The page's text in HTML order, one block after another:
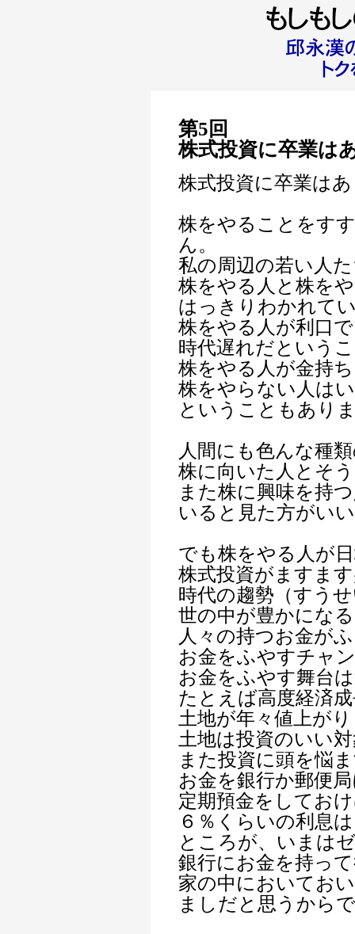
第5回
株式投資に卒業は
株式投資に卒業は
株をやることをす
ん。
私の周辺の若い人
株をやる人と株を
はっきりわかれて
株をやる人が利口
時代遅れだという
株をやる人が金持
株をやらない人は
ということもあり
人間にも色んな種
株に向いた人とそ
また株に興味を持
いると見た方がい
でも株をやる人が
株式投資がますま
時代の趨勢（すう
世の中が豊かにな
人々の持つお金が
お金をふやすチャ
お金をふやす舞台
たとえば高度経済
土地が年々値上が
土地は投資のいい
また投資に頭を悩
お金を銀行か郵便
定期預金をしてお
６％くらいの利息
ところが、いまは
銀行にお金を持っ
家の中においてお
ましだと思うから